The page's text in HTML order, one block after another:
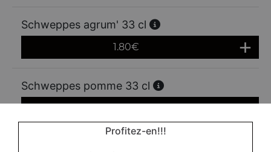
Schweppes agrum' 33 cl
1.80€
Schweppes pomme 33 cl
Profitez-en!!!